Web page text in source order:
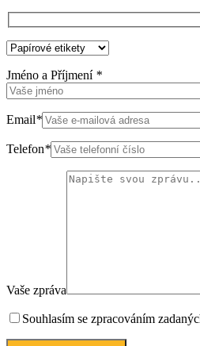
Jméno a Příjmení *
Email*
Telefon*
Vaše zpráva
Souhlasím se zpracováním